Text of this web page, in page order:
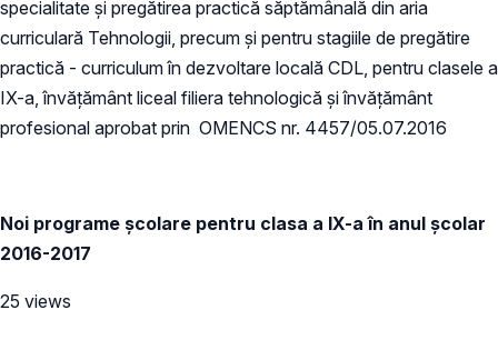
specialitate şi pregătirea practică săptămânală din aria
curriculară Tehnologii, precum şi pentru stagiile de pregătire
practică - curriculum în dezvoltare locală CDL, pentru clasele a
IX-a, învăţământ liceal filiera tehnologică şi învăţământ
profesional aprobat prin OMENCS nr. 4457/05.07.2016
Noi programe școlare pentru clasa a IX-a în anul școlar
2016-2017
25 views